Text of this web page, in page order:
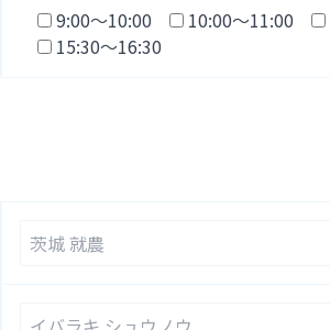
9:00〜10:00
10:00～11:00
15:30～16:30